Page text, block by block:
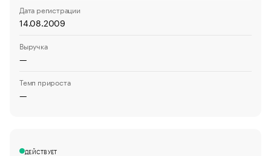
Дата регистрации
14.08.2009
Выручка
—
Темп прироста
—
ДЕЙСТВУЕТ